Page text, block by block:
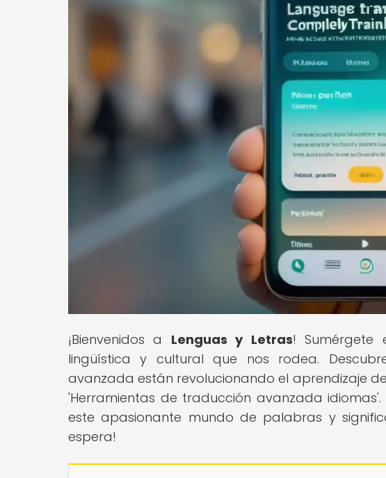
¡Bienvenidos a Lenguas y Letras! Sumérgete
lingüística y cultural que nos rodea.
avanzada están revolucionando el aprendizaje
'Herramientas de traducción avanzada
este apasionante mundo de palabras y
espera!